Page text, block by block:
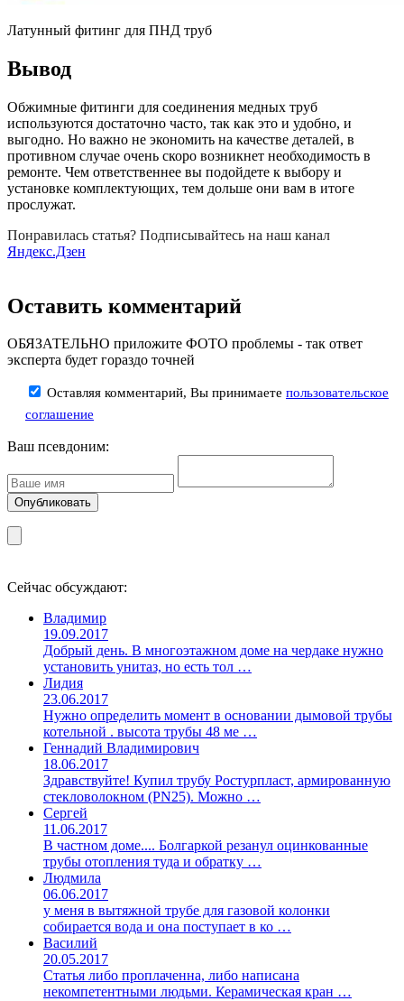
Латунный фитинг для ПНД труб
Вывод
Обжимные фитинги для соединения медных труб
используются достаточно часто, так как это и удобно, и
выгодно. Но важно не экономить на качестве деталей, в
противном случае очень скоро возникнет необходимость в
ремонте. Чем ответственнее вы подойдете к выбору и
установке комплектующих, тем дольше они вам в итоге
прослужат.
Понравилась статья? Подписывайтесь на наш канал
Яндекс.Дзен
Оставить комментарий
ОБЯЗАТЕЛЬНО приложите ФОТО проблемы - так ответ
эксперта будет гораздо точней
Оставляя комментарий, Вы принимаете пользовательское
соглашение
Ваш псевдоним:
Сейчас обсуждают:
Владимир
19.09.2017
Добрый день. В многоэтажном доме на чердаке нужно
установить унитаз, но есть тол …
Лидия
23.06.2017
Нужно определить момент в основании дымовой трубы
котельной . высота трубы 48 ме …
Геннадий Владимирович
18.06.2017
Здравствуйте! Купил трубу Ростурпласт, армированную
стекловолокном (PN25). Можно …
Сергей
11.06.2017
В частном доме.... Болгаркой резанул оцинкованные
трубы отопления туда и обратку …
Людмила
06.06.2017
у меня в вытяжной трубе для газовой колонки
собирается вода и она поступает в ко …
Василий
20.05.2017
Статья либо проплаченна, либо написана
некомпетентными людьми. Керамическая кран …